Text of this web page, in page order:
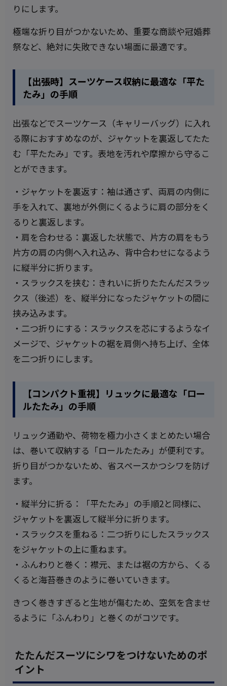
りにします。
極端な折り目がつかないため、重要な商談や冠婚葬
祭など、絶対に失敗できない場面に最適です。
【出張時】スーツケース収納に最適な「平た
たみ」の手順
出張などでスーツケース（キャリーバッグ）に入れ
る際におすすめなのが、ジャケットを裏返してたた
む「平たたみ」です。表地を汚れや摩擦から守るこ
とができます。
・ジャケットを裏返す：袖は通さず、両肩の内側に
手を入れて、裏地が外側にくるように肩の部分をく
るりと裏返します。
・肩を合わせる：裏返した状態で、片方の肩をもう
片方の肩の内側へ入れ込み、背中合わせになるよう
に縦半分に折ります。
・スラックスを挟む：きれいに折りたたんだスラッ
クス（後述）を、縦半分になったジャケットの間に
挟み込みます。
・二つ折りにする：スラックスを芯にするようなイ
メージで、ジャケットの裾を肩側へ持ち上げ、全体
を二つ折りにします。
【コンパクト重視】リュックに最適な「ロー
ルたたみ」の手順
リュック通勤や、荷物を極力小さくまとめたい場合
は、巻いて収納する「ロールたたみ」が便利です。
折り目がつかないため、省スペースかつシワを防げ
ます。
・縦半分に折る：「平たたみ」の手順2と同様に、
ジャケットを裏返して縦半分に折ります。
・スラックスを重ねる：二つ折りにしたスラックス
をジャケットの上に重ねます。
・ふんわりと巻く：襟元、または裾の方から、くる
くると海苔巻きのように巻いていきます。
きつく巻きすぎると生地が傷むため、空気を含ませ
るように「ふんわり」と巻くのがコツです。
たたんだスーツにシワをつけないためのポ
イント